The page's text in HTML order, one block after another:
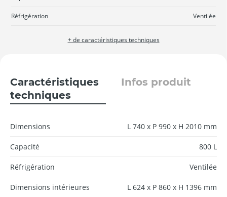
Réfrigération Ventilée
+ de caractéristiques techniques
Caractéristiques
techniques
Infos produit
Dimensions L 740 x P 990 x H 2010 mm
Capacité 800 L
Réfrigération Ventilée
Dimensions intérieures L 624 x P 860 x H 1396 mm